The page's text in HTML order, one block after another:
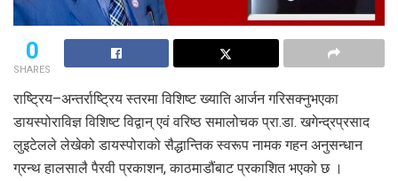
0
SHARES
राष्ट्रिय–अन्तर्राष्ट्रिय स्तरमा विशिष्ट ख्याति आर्जन गरिसक्नुभएका
डायस्पोराविज्ञ विशिष्ट विद्वान् एवं वरिष्ठ समालोचक प्रा.डा. खगेन्द्रप्रसाद
लुइटेलले लेखेको डायस्पोराको सैद्धान्तिक स्वरूप नामक गहन अनुसन्धान
ग्रन्थ हालसालै पैरवी प्रकाशन, काठमाडौंबाट प्रकाशित भएको छ ।